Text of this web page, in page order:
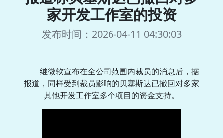
家开发工作室的投资
发布时间：2026-04-11 04:30:03
继微软宣布在全公司范围内裁员的消息后，据
报道，同样受到裁员影响的贝塞斯达已撤回对多家
其他开发工作室多个项目的资金支持。